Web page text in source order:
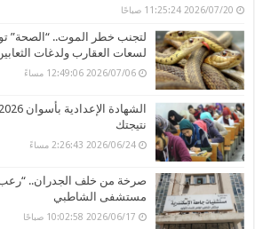
2026/07/20 11:25:24 صباحًا
لتجنب خطر الموت.. “الصحة”
لسعات العقارب ولدغات
2026/07/06 12:49:06 مساءً
نتيجتك
2026/06/24 2:26:43 مساءً
صرخة من خلف الجدران.. “رعب
مستشفى الشاطبي
2026/06/17 10:02:58 صباحًا